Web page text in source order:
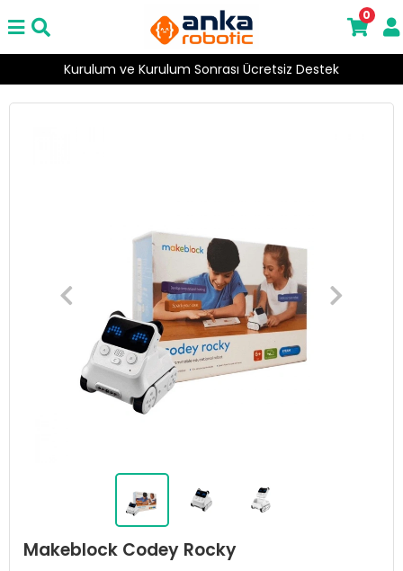
Kurulum ve Kurulum Sonrası Ücretsiz Destek
0
Makeblock Codey Rocky